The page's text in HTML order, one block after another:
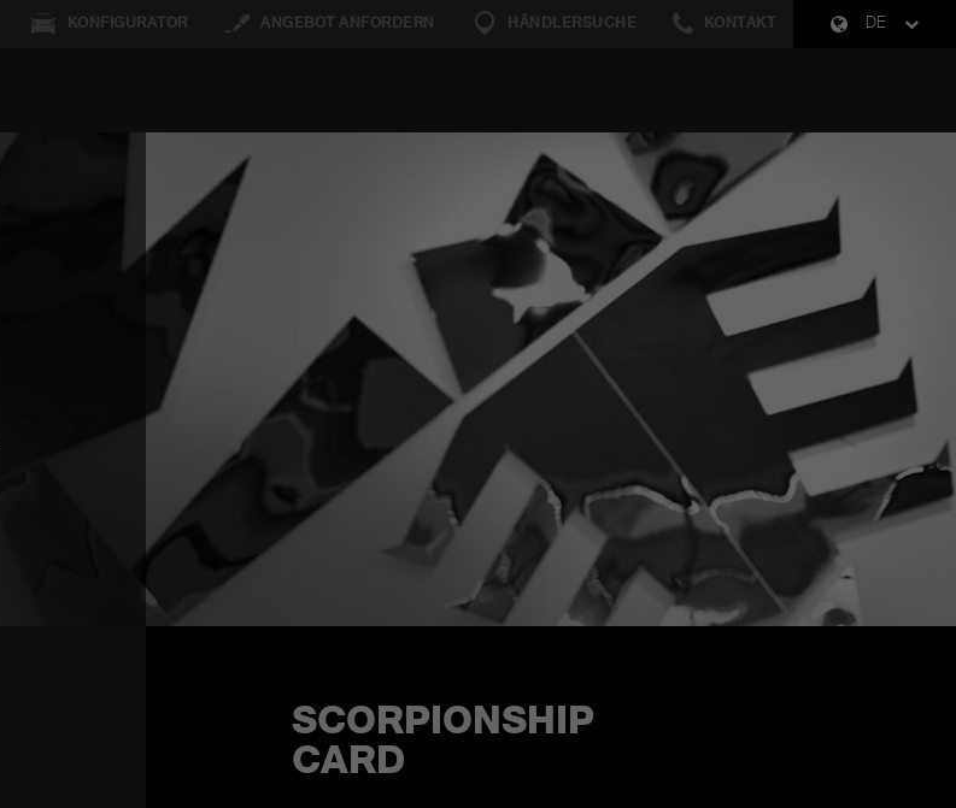
KONFIGURATOR ANGEBOT ANFORDERN HÄNDLERSUCHE KONTAKT DE
SCORPIONSHIP
CARD